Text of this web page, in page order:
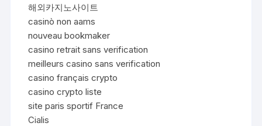
해외카지노사이트
casinò non aams
nouveau bookmaker
casino retrait sans verification
meilleurs casino sans verification
casino français crypto
casino crypto liste
site paris sportif France
Cialis